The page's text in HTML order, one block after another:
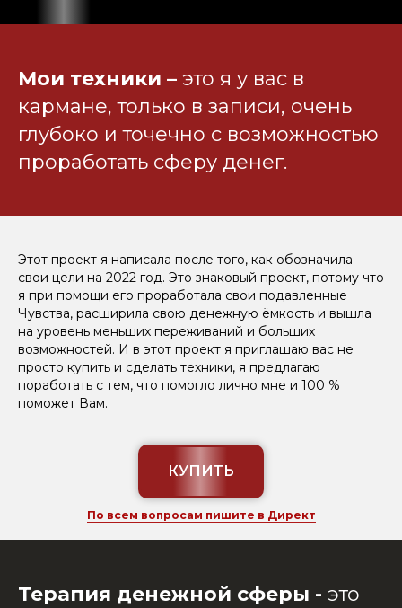
Мои техники – это я у вас в
кармане, только в записи, очень
глубоко и точечно с возможностью
проработать сферу денег.
Этот проект я написала после того, как обозначила
свои цели на 2022 год. Это знаковый проект, потому что
я при помощи его проработала свои подавленные
Чувства, расширила свою денежную ёмкость и вышла
на уровень меньших переживаний и больших
возможностей. И в этот проект я приглашаю вас не
просто купить и сделать техники, я предлагаю
поработать с тем, что помогло лично мне и 100 %
поможет Вам.
КУПИТЬ
По всем вопросам пишите в Директ
Терапия денежной сферы - это